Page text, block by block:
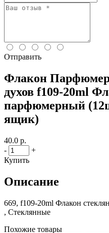
Отправить
Флакон
духов f109-20ml
парфюмерный
ящик)
40.0 р.
-
+
Купить
Описание
669, f109-20ml Флакон
, Стеклянные
Похожие товары